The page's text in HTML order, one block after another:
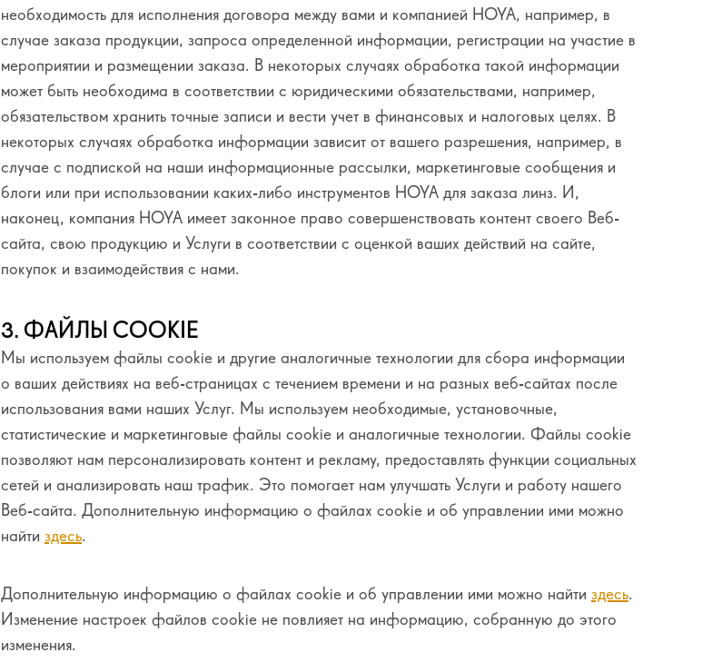
необходимость для исполнения договора между вами и компанией HOYA, например, в
случае заказа продукции, запроса определенной информации, регистрации на участие в
мероприятии и размещении заказа. В некоторых случаях обработка такой информации
может быть необходима в соответствии с юридическими обязательствами, например,
обязательством хранить точные записи и вести учет в финансовых и налоговых целях. В
некоторых случаях обработка информации зависит от вашего разрешения, например, в
случае с подпиской на наши информационные рассылки, маркетинговые сообщения и
блоги или при использовании каких-либо инструментов HOYA для заказа линз. И,
наконец, компания HOYA имеет законное право совершенствовать контент своего Веб-
сайта, свою продукцию и Услуги в соответствии с оценкой ваших действий на сайте,
покупок и взаимодействия с нами.
3. ФАЙЛЫ COOKIE
Мы используем файлы cookie и другие аналогичные технологии для сбора информации
о ваших действиях на веб-страницах с течением времени и на разных веб-сайтах после
использования вами наших Услуг. Мы используем необходимые, установочные,
статистические и маркетинговые файлы cookie и аналогичные технологии. Файлы cookie
позволяют нам персонализировать контент и рекламу, предоставлять функции социальных
сетей и анализировать наш трафик. Это помогает нам улучшать Услуги и работу нашего
Веб-сайта. Дополнительную информацию о файлах cookie и об управлении ими можно
найти здесь.
Дополнительную информацию о файлах cookie и об управлении ими можно найти здесь.
Изменение настроек файлов cookie не повлияет на информацию, собранную до этого
изменения.